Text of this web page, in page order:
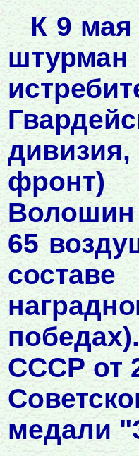
К 9 мая
фронт)
65
СССР от
медали